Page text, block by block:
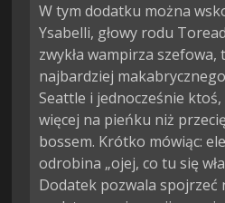
W tym dodatku można
Ysabelli, głowy rodu
zwykła wampirza
najbardziej
Seattle i jednocześnie
więcej na pieńku niż
bossem. Krótko mówiąc:
odrobina „ojej, co tu się
Dodatek pozwala spojrzeć